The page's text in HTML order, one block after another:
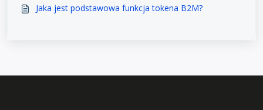
Jaka jest podstawowa funkcja tokena B2M?